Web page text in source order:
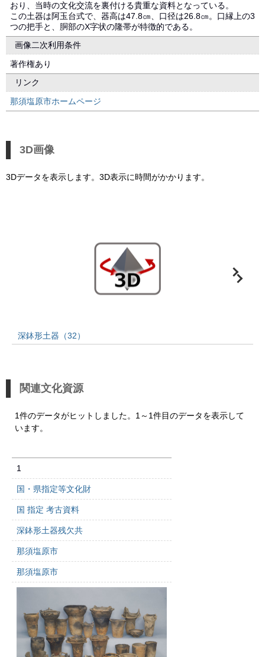
おり、当時の文化交流を裏付ける貴重な資料となっている。
この土器は阿玉台式で、器高は47.8㎝、口径は26.8㎝。口縁上の3
つの把手と、胴部のX字状の隆帯が特徴的である。
画像二次利用条件
著作権あり
リンク
那須塩原市ホームページ
3D画像
3Dデータを表示します。3D表示に時間がかかります。
深鉢形土器（32）
関連文化資源
1件のデータがヒットしました。1～1件目のデータを表示して
います。
1
国・県指定等文化財
国 指定 考古資料
深鉢形土器残欠共
那須塩原市
那須塩原市